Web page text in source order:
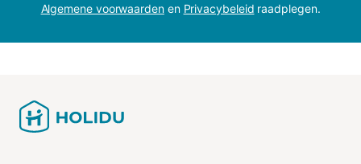
Algemene voorwaardenen Privacybeleid raadplegen.